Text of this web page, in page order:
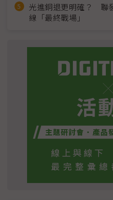
光進銅退更明確？ 聯
線「最終戰場」